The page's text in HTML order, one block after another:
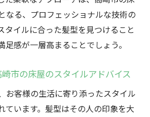
なる、プロフェッショナルな技術の
タイルに合った髪型を見つけること
足感が一層高まることでしょう。
市の床屋のスタイルアドバイス
お客様の生活に寄り添ったスタイル
ています。髪型はその人の印象を大